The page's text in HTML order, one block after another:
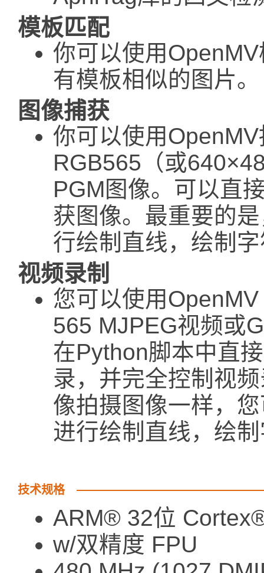
模板匹配
你可以使用
有模板相似的图片。
图像捕获
你可以使用
RGB565（或
PGM图像。可以直
获图像。最重要的
行绘制直线，绘制
视频录制
您可以使用
565 MJPEG视频或
在Python脚本中直
录，并完全控制视
像拍摄图像一样，
进行绘制直线，绘
技术规格
ARM® 32位
w/双精度 FPU